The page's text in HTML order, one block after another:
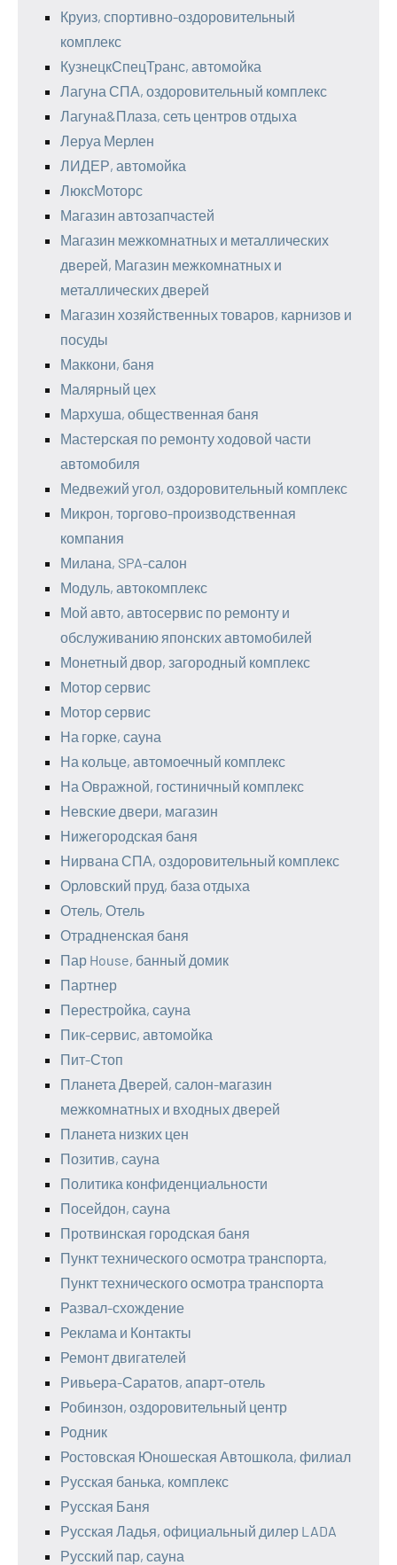
Круиз, спортивно-оздоровительный
комплекс
КузнецкСпецТранс, автомойка
Лагуна СПА, оздоровительный комплекс
Лагуна&Плаза, сеть центров отдыха
Леруа Мерлен
ЛИДЕР, автомойка
ЛюксМоторс
Магазин автозапчастей
Магазин межкомнатных и металлических
дверей, Магазин межкомнатных и
металлических дверей
Магазин хозяйственных товаров, карнизов и
посуды
Маккони, баня
Малярный цех
Мархуша, общественная баня
Мастерская по ремонту ходовой части
автомобиля
Медвежий угол, оздоровительный комплекс
Микрон, торгово-производственная
компания
Милана, SPA-салон
Модуль, автокомплекс
Мой авто, автосервис по ремонту и
обслуживанию японских автомобилей
Монетный двор, загородный комплекс
Мотор сервис
Мотор сервис
На горке, сауна
На кольце, автомоечный комплекс
На Овражной, гостиничный комплекс
Невские двери, магазин
Нижегородская баня
Нирвана СПА, оздоровительный комплекс
Орловский пруд, база отдыха
Отель, Отель
Отрадненская баня
Пар House, банный домик
Партнер
Перестройка, сауна
Пик-сервис, автомойка
Пит-Стоп
Планета Дверей, салон-магазин
межкомнатных и входных дверей
Планета низких цен
Позитив, сауна
Политика конфиденциальности
Посейдон, сауна
Протвинская городская баня
Пункт технического осмотра транспорта,
Пункт технического осмотра транспорта
Развал-схождение
Реклама и Контакты
Ремонт двигателей
Ривьера-Саратов, апарт-отель
Робинзон, оздоровительный центр
Родник
Ростовская Юношеская Автошкола, филиал
Русская банька, комплекс
Русская Баня
Русская Ладья, официальный дилер LADA
Русский пар, сауна